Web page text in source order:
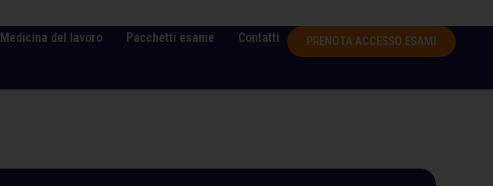
Medicina del lavoro Pacchetti esame Contatti PRENOTA ACCESSO ESAMI